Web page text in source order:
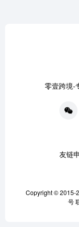
零壹跨境-
友链
Copyright © 2015-
号